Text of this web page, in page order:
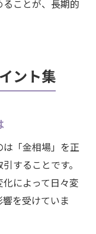
ことが、長期的
ント集
「金相場」を正
することです。
によって日々変
を受けていま